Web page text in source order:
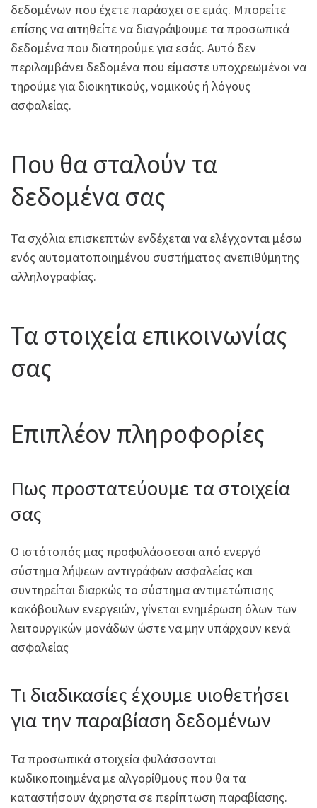
δεδομένων που έχετε παράσχει σε εμάς. Μπορείτε
επίσης να αιτηθείτε να διαγράψουμε τα προσωπικά
δεδομένα που διατηρούμε για εσάς. Αυτό δεν
περιλαμβάνει δεδομένα που είμαστε υποχρεωμένοι να
τηρούμε για διοικητικούς, νομικούς ή λόγους
ασφαλείας.
Που θα σταλούν τα
δεδομένα σας
Τα σχόλια επισκεπτών ενδέχεται να ελέγχονται μέσω
ενός αυτοματοποιημένου συστήματος ανεπιθύμητης
αλληλογραφίας.
Τα στοιχεία επικοινωνίας
σας
Επιπλέον πληροφορίες
Πως προστατεύουμε τα στοιχεία
σας
Ο ιστότοπός μας προφυλάσσεσαι από ενεργό
σύστημα λήψεων αντιγράφων ασφαλείας και
συντηρείται διαρκώς το σύστημα αντιμετώπισης
κακόβουλων ενεργειών, γίνεται ενημέρωση όλων των
λειτουργικών μονάδων ώστε να μην υπάρχουν κενά
ασφαλείας
Τι διαδικασίες έχουμε υιοθετήσει
για την παραβίαση δεδομένων
Τα προσωπικά στοιχεία φυλάσσονται
κωδικοποιημένα με αλγορίθμους που θα τα
καταστήσουν άχρηστα σε περίπτωση παραβίασης.